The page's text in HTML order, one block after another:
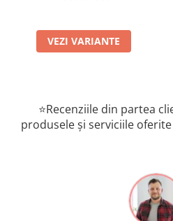
VEZI VARIANTE
⭐Recenziile din partea
produsele și serviciile